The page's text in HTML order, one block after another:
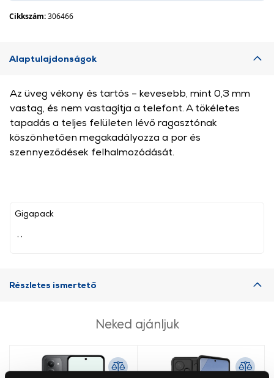
Cikkszám:306466
Alaptulajdonságok
Gigapack
Az üveg vékony és tartós – kevesebb, mint 0,3 mm
vastag, és nem vastagítja a telefont. A tökéletes
tapadás a teljes felületen lévő ragasztónak
köszönhetően megakadályozza a por és
szennyeződések felhalmozódását.
Részletes ismertető
Neked ajánljuk